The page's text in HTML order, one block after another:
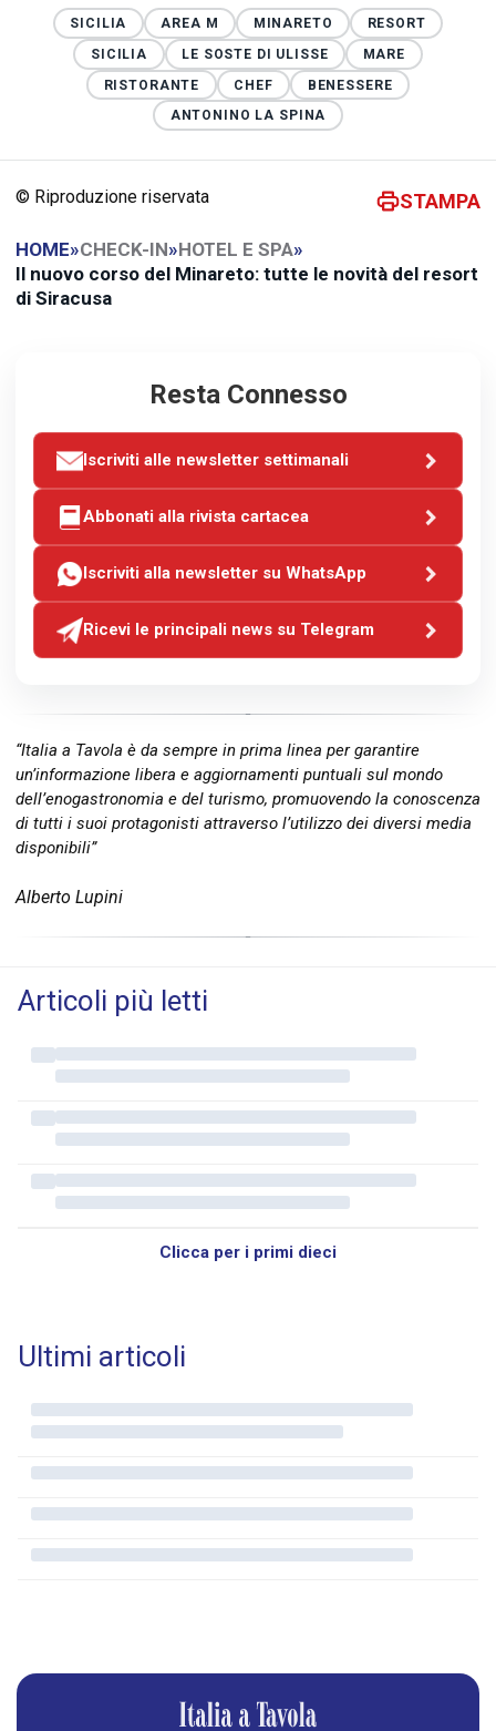
SICILIA AREA M MINARETO
RESORT
SICILIA
LE SOSTE DI ULISSE
MARE
RISTORANTE
CHEF
BENESSERE
ANTONINO LA SPINA
© Riproduzione riservata STAMPA
HOME»CHECK-IN»HOTEL E SPA»
Il nuovo corso del Minareto: tutte le novità del resort
di Siracusa
Resta Connesso
Iscriviti alle newsletter settimanali
Abbonati alla rivista cartacea
Iscriviti alla newsletter su WhatsApp
Ricevi le principali news su Telegram
“Italia a Tavola è da sempre in prima linea per garantire
un’informazione libera e aggiornamenti puntuali sul mondo
dell’enogastronomia e del turismo, promuovendo la conoscenza
di tutti i suoi protagonisti attraverso l’utilizzo dei diversi media
disponibili”
Alberto Lupini
Articoli più letti
Clicca per i primi dieci
Ultimi articoli